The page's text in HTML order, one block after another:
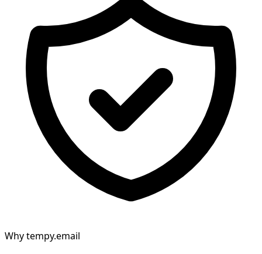
Why tempy.email